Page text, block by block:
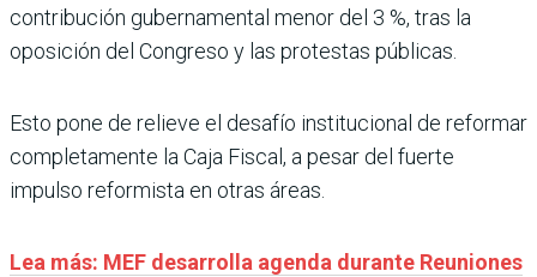
contribución gubernamental menor del 3 %, tras la
oposición del Congreso y las protestas públicas.
Esto pone de relieve el desafío institucional de reformar
completamente la Caja Fiscal, a pesar del fuerte
impulso reformista en otras áreas.
Lea más: MEF desarrolla agenda durante Reuniones